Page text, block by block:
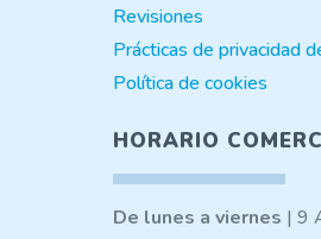
Revisiones
Prácticas de privacidad
Política de cookies
HORARIO
De lunes a viernes | 9